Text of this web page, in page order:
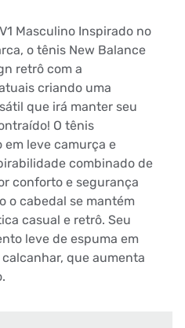
Masculino Inspirado no
o tênis New Balance
retrô com a
criando uma
que irá manter seu
O tênis
leve camurça e
combinado de
conforto e segurança
o cabedal se mantém
casual e retrô. Seu
leve de espuma em
que aumenta